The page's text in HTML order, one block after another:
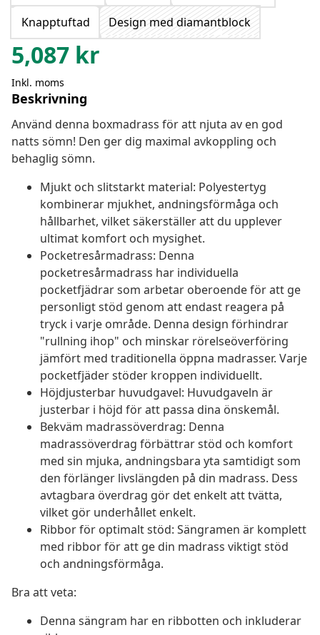
Knapptuftad
Design med diamantblock
5,087 kr
Inkl. moms
Beskrivning
Använd denna boxmadrass för att njuta av en god
natts sömn! Den ger dig maximal avkoppling och
behaglig sömn.
Mjukt och slitstarkt material: Polyestertyg
kombinerar mjukhet, andningsförmåga och
hållbarhet, vilket säkerställer att du upplever
ultimat komfort och mysighet.
Pocketresårmadrass: Denna
pocketresårmadrass har individuella
pocketfjädrar som arbetar oberoende för att ge
personligt stöd genom att endast reagera på
tryck i varje område. Denna design förhindrar
"rullning ihop" och minskar rörelseöverföring
jämfört med traditionella öppna madrasser. Varje
pocketfjäder stöder kroppen individuellt.
Höjdjusterbar huvudgavel: Huvudgaveln är
justerbar i höjd för att passa dina önskemål.
Bekväm madrassöverdrag: Denna
madrassöverdrag förbättrar stöd och komfort
med sin mjuka, andningsbara yta samtidigt som
den förlänger livslängden på din madrass. Dess
avtagbara överdrag gör det enkelt att tvätta,
vilket gör underhållet enkelt.
Ribbor för optimalt stöd: Sängramen är komplett
med ribbor för att ge din madrass viktigt stöd
och andningsförmåga.
Bra att veta:
Denna sängram har en ribbotten och inkluderar